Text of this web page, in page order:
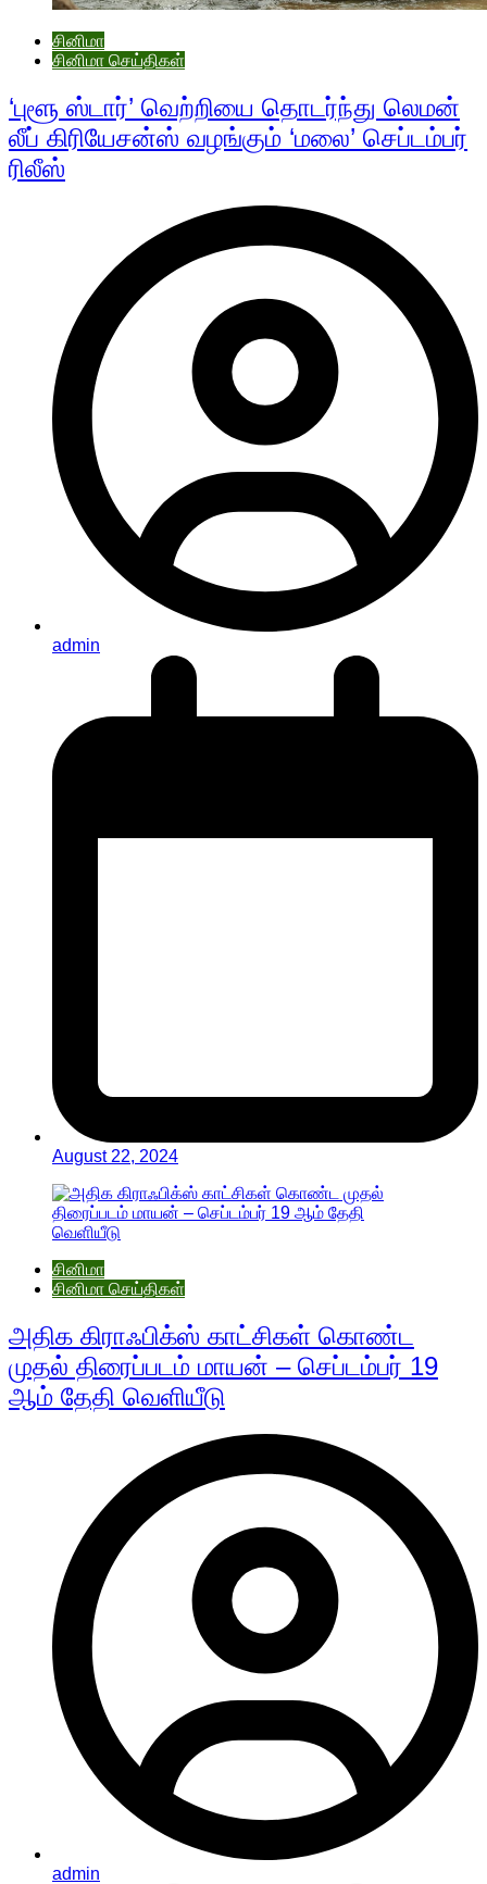
சினிமா
சினிமா செய்திகள்
‘புளூ ஸ்டார்’ வெற்றியை தொடர்ந்து லெமன்
லீப் கிரியேசன்ஸ் வழங்கும் ‘மலை’ செப்டம்பர்
ரிலீஸ்
admin
August 22, 2024
சினிமா
சினிமா செய்திகள்
அதிக கிராஃபிக்ஸ் காட்சிகள் கொண்ட
முதல் திரைப்படம் மாயன் – செப்டம்பர் 19
ஆம் தேதி வெளியீடு
admin